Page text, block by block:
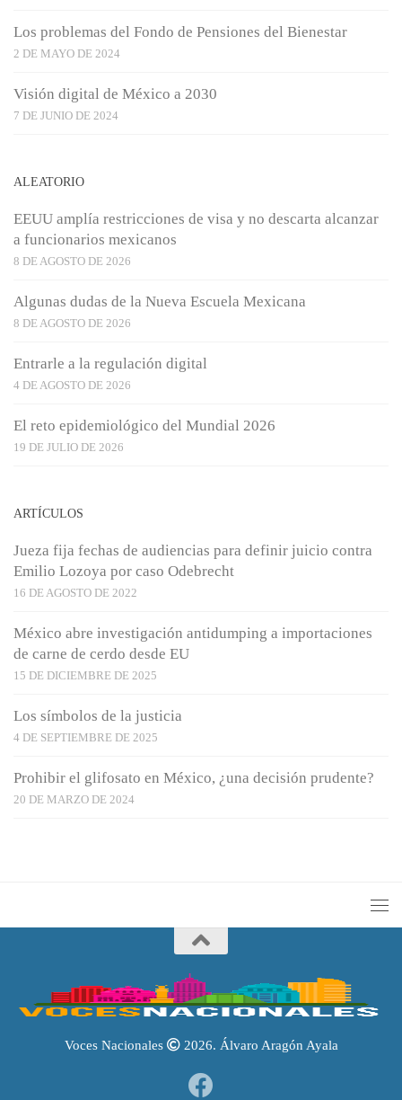
Los problemas del Fondo de Pensiones del Bienestar
2 DE MAYO DE 2024
Visión digital de México a 2030
7 DE JUNIO DE 2024
ALEATORIO
EEUU amplía restricciones de visa y no descarta alcanzar
a funcionarios mexicanos
8 DE AGOSTO DE 2026
Algunas dudas de la Nueva Escuela Mexicana
8 DE AGOSTO DE 2026
Entrarle a la regulación digital
4 DE AGOSTO DE 2026
El reto epidemiológico del Mundial 2026
19 DE JULIO DE 2026
ARTÍCULOS
Jueza fija fechas de audiencias para definir juicio contra
Emilio Lozoya por caso Odebrecht
16 DE AGOSTO DE 2022
México abre investigación antidumping a importaciones
de carne de cerdo desde EU
15 DE DICIEMBRE DE 2025
Los símbolos de la justicia
4 DE SEPTIEMBRE DE 2025
Prohibir el glifosato en México, ¿una decisión prudente?
20 DE MARZO DE 2024
Voces Nacionales 2026. Álvaro Aragón Ayala